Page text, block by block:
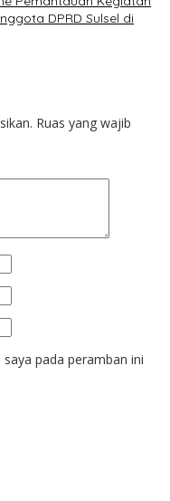
DPRD Sulsel di
Ruas yang wajib
pada peramban ini